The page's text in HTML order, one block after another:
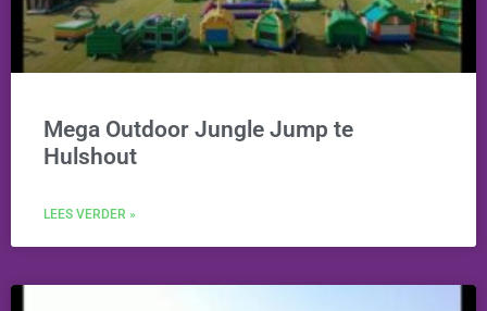
Mega Outdoor Jungle Jump te
Hulshout
LEES VERDER »